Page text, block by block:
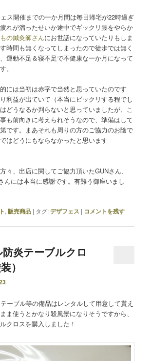
ス開催までの一か月間は毎日帰宅が22時過ぎ
れが溜ったせいか途中でギックリ腰をやらか
の鍼灸師さんにお世話になっていたりもしま
時間も無くなってしまったので徒歩では無く
運動不足＆寝不足で不健康な一か月になって
。
には当初は赤字で当然と思っていたのです
利益が出ていて（本当にビックリする程でし
どうなるか判らないと思っていましたが、こ
も前向きに考えられそうなので、準備はして
です。まあそれも周りの方のご協力のお陰で
はどうにもならなかったと思います
々、出店に関してご協力頂いたGUNさん、
んには本当に感謝です。有難う御座いまし
,販売商品 | タグ:デザフェス | コメントを残す
炎テーブルクロ
）
ーブル等の備品はレンタルして用意して貰え
ま使うとかなり殺風景になりそうですから、
クロスを購入しました！